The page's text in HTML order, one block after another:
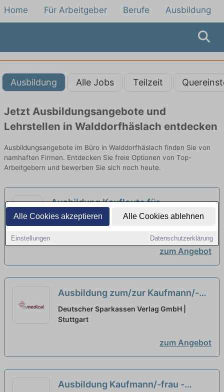
Alle Cookies akzeptieren Alle Cookies ablehnen
Einstellungen Datenschutzerklärung
Home Für Arbeitgeber Berufe Ausbildung
Ausbildung Alle Jobs Teilzeit
Jetzt Ausbildungsangebote und
Lehrstellen in Walddorfhäslach entdecken
Ausbildungsangebote im Büro in Walddorfhäslach finden Sie von
namhaften Firmen. Entdecken Sie freie Optionen von Top-
Arbeitgebern und bewerben Sie sich noch heute.
Ausbildung Kaufleute für
Büromanagement (m/w/d) neu
RSU GmbH | St. Johann
zum Angebot
Ausbildung zum/zur Kaufmann/-
frau für Büromanagement (m/w/d)
Schwerpunkt Finanzen
Deutscher Sparkassen Verlag GmbH |
Stuttgart
zum Angebot
Ausbildung Kaufmann/-frau -